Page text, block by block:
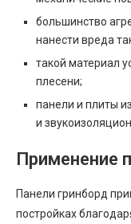
большинство
нанести вреда
такой материал
плесени;
панели и плиты
и
Применение
Панели гринборд
постройках